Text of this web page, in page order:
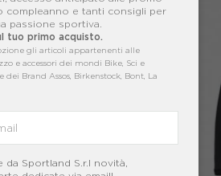
compleanno e tanti consigli per
passione sportiva.
tuo primo acquisto.
gli articoli appartenenti alle
e accessori dei mondi Bike, Sci e
dei Brand Assos, Birkenstock, Bont, La
da Sportland S.r.l novità,